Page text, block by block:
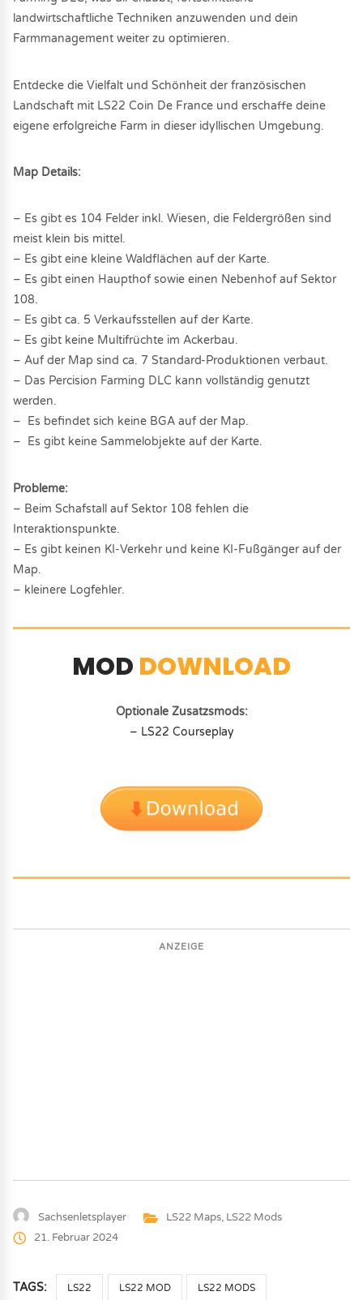
landwirtschaftliche Techniken anzuwenden und dein
Farmmanagement weiter zu optimieren.
Entdecke die Vielfalt und Schönheit der französischen
Landschaft mit LS22 Coin De France und erschaffe deine
eigene erfolgreiche Farm in dieser idyllischen Umgebung.
Map Details:
– Es gibt es 104 Felder inkl. Wiesen, die Feldergrößen sind
meist klein bis mittel.
– Es gibt eine kleine Waldflächen auf der Karte.
– Es gibt einen Haupthof sowie einen Nebenhof auf Sektor
108.
– Es gibt ca. 5 Verkaufsstellen auf der Karte.
– Es gibt keine Multifrüchte im Ackerbau.
– Auf der Map sind ca. 7 Standard-Produktionen verbaut.
– Das Percision Farming DLC kann vollständig genutzt
werden.
– Es befindet sich keine BGA auf der Map.
– Es gibt keine Sammelobjekte auf der Karte.
Probleme:
– Beim Schafstall auf Sektor 108 fehlen die
Interaktionspunkte.
– Es gibt keinen KI-Verkehr und keine KI-Fußgänger auf der
Map.
– kleinere Logfehler.
MOD DOWNLOAD
Optionale Zusatzsmods:
– LS22 Courseplay
ANZEIGE
Sachsenletsplayer LS22 Maps, LS22 Mods
21. Februar 2024
TAGS: LS22 LS22 MOD LS22 MODS